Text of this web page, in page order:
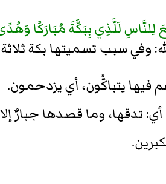
لَلَّذِي بِبَكَّةَ مُبَارَكًا
وفي سبب تسميتها بكة ثلاثة
فيها يتباكُّون، أي يزدحمون.
أي: تدقها، وما قصدها جبارٌ